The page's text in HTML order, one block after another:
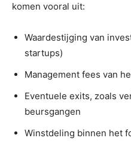
komen vooral uit:
Waardestijging van
startups)
Management fees van
Eventuele exits, zoals
beursgangen
Winstdeling binnen het